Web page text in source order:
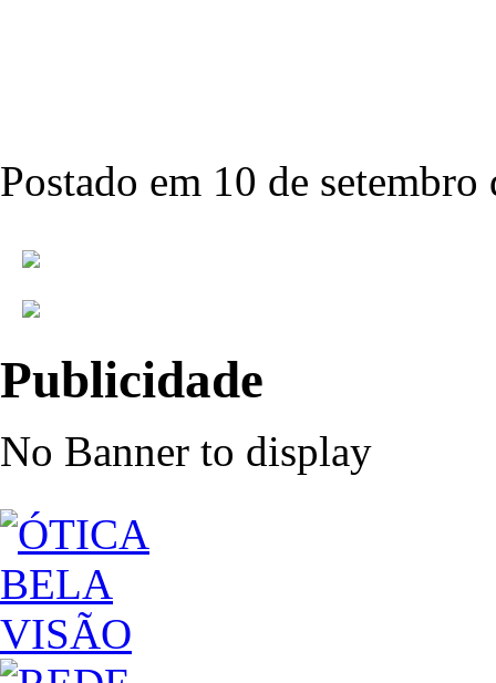
Postado em 10 de
Publicidade
No Banner to display